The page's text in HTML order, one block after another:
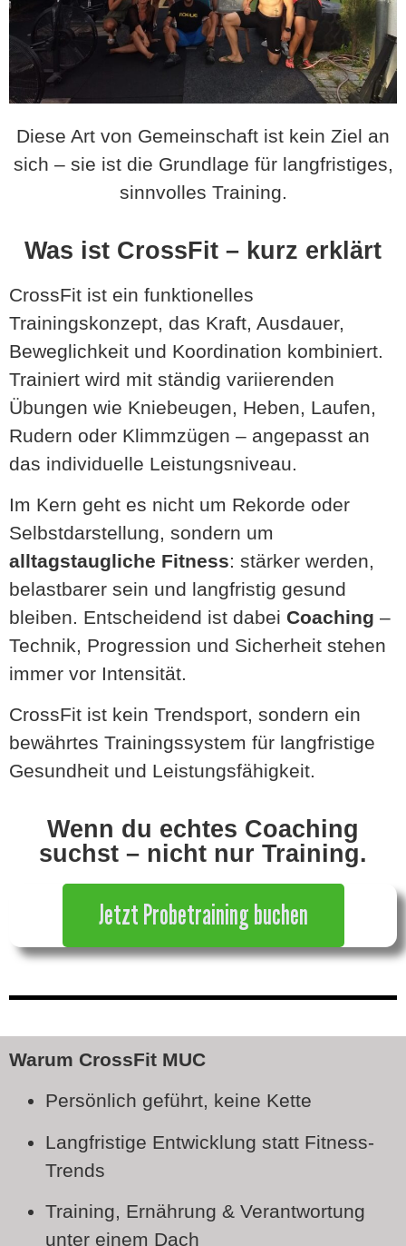
Diese Art von Gemeinschaft ist kein Ziel an
sich – sie ist die Grundlage für langfristiges,
sinnvolles Training.
Was ist CrossFit – kurz erklärt
CrossFit ist ein funktionelles
Trainingskonzept, das Kraft, Ausdauer,
Beweglichkeit und Koordination kombiniert.
Trainiert wird mit ständig variierenden
Übungen wie Kniebeugen, Heben, Laufen,
Rudern oder Klimmzügen – angepasst an
das individuelle Leistungsniveau.
Im Kern geht es nicht um Rekorde oder
Selbstdarstellung, sondern um
alltagstaugliche Fitness: stärker werden,
belastbarer sein und langfristig gesund
bleiben. Entscheidend ist dabei Coaching –
Technik, Progression und Sicherheit stehen
immer vor Intensität.
CrossFit ist kein Trendsport, sondern ein
bewährtes Trainingssystem für langfristige
Gesundheit und Leistungsfähigkeit.
Wenn du echtes Coaching
suchst – nicht nur Training.
Jetzt Probetraining buchen
Warum CrossFit MUC
Persönlich geführt, keine Kette
Langfristige Entwicklung statt Fitness-
Trends
Training, Ernährung & Verantwortung
unter einem Dach